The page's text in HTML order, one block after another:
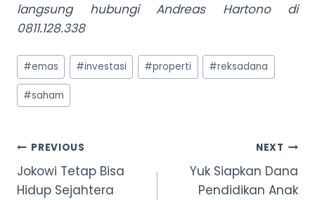
langsung hubungi Andreas Hartono di
0811.128.338
Post
Tags:
#emas #investasi #properti #reksadana
#saham
Post
navigation
PREVIOUS
Jokowi Tetap Bisa
Hidup Sejahtera
NEXT
Yuk Siapkan Dana
Pendidikan Anak